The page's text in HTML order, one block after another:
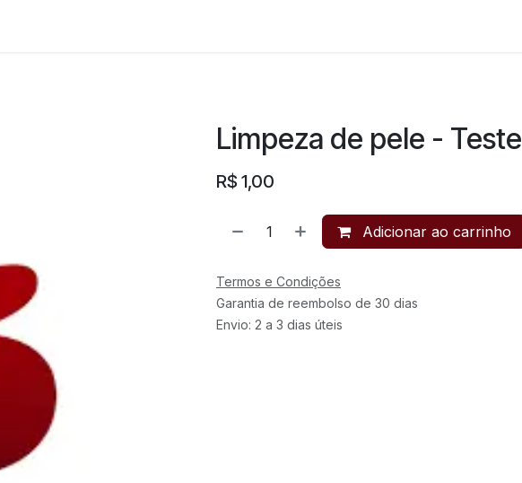
Limpeza de pele - Teste
R$ 1,00
Adicionar ao carrinho
Termos e Condições
Garantia de reembolso de 30 dias
Envio: 2 a 3 dias úteis